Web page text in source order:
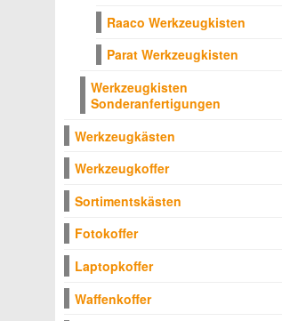
Raaco Werkzeugkisten
Parat Werkzeugkisten
Werkzeugkisten
Sonderanfertigungen
Werkzeugkästen
Werkzeugkoffer
Sortimentskästen
Fotokoffer
Laptopkoffer
Waffenkoffer